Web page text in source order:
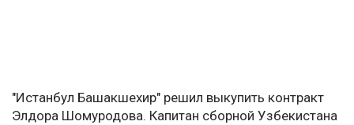
"Истанбул Башакшехир" решил выкупить контракт
Элдора Шомуродова. Капитан сборной Узбекистана